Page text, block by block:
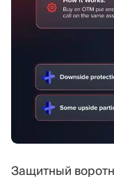
Защитный